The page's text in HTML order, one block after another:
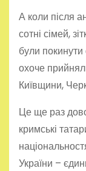
А коли після
сотні сімей,
були покинути
охоче
Київщини,
Це ще раз
кримські
України –